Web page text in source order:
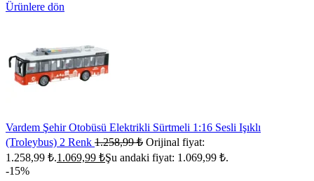
Ürünlere dön
Vardem Şehir Otobüsü Elektrikli Sürtmeli 1:16 Sesli Işıklı
(Troleybus) 2 Renk 1.258,99₺ Orijinal fiyat:
1.258,99 ₺.1.069,99 ₺Şu andaki fiyat: 1.069,99 ₺.
-15%